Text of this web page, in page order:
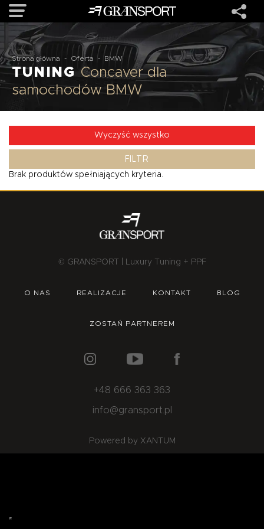
OFERTA
MARKI
O NAS
KONTAKT
Strona główna - Oferta - BMW
TUNING Concaver dla
samochodów BMW
Wyczyść wszystko
FILTR
Brak produktów spełniających kryteria.
© GRANSPORT | Luxury Tuning + PPF
O NAS REALIZACJE KONTAKT BLOG
ZOSTAŃ PARTNEREM
+48 666 363 363
info@gransport.pl
Powered by XANTUM